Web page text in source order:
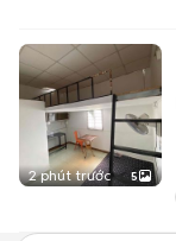
2 phút trước 5